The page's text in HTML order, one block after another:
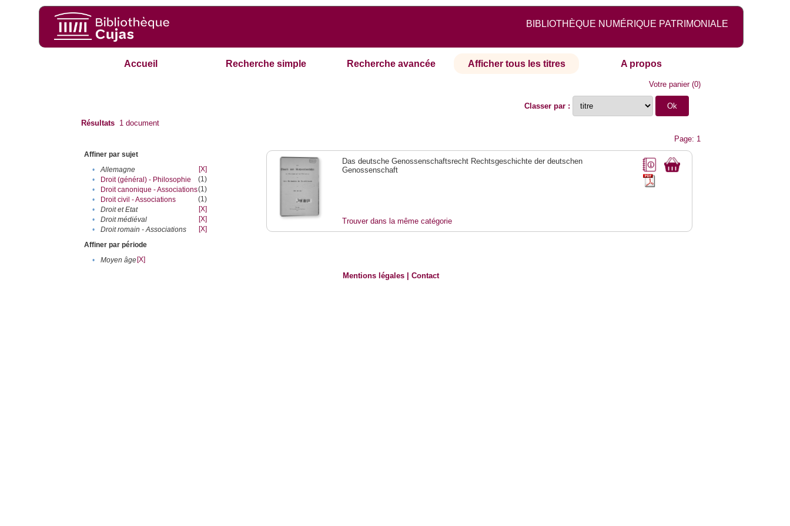
BIBLIOTHÈQUE NUMÉRIQUE PATRIMONIALE
Accueil Recherche simple Recherche avancée Afficher tous les titres A propos
Votre panier(0)
Classer par :
Résultats 1 document
Page: 1
Affiner par sujet
•
Allemagne
[X]
•
Droit (général) - Philosophie
(1)
•
Droit canonique - Associations(1)
•
Droit civil - Associations
(1)
•
Droit et Etat
[X]
•
Droit médiéval
[X]
•
Droit romain - Associations
[X]
Affiner par période
•
Moyen âge[X]
Das deutsche Genossenschaftsrecht Rechtsgeschichte der deutschen
Genossenschaft
Trouver dans la même catégorie
Mentions légales |Contact